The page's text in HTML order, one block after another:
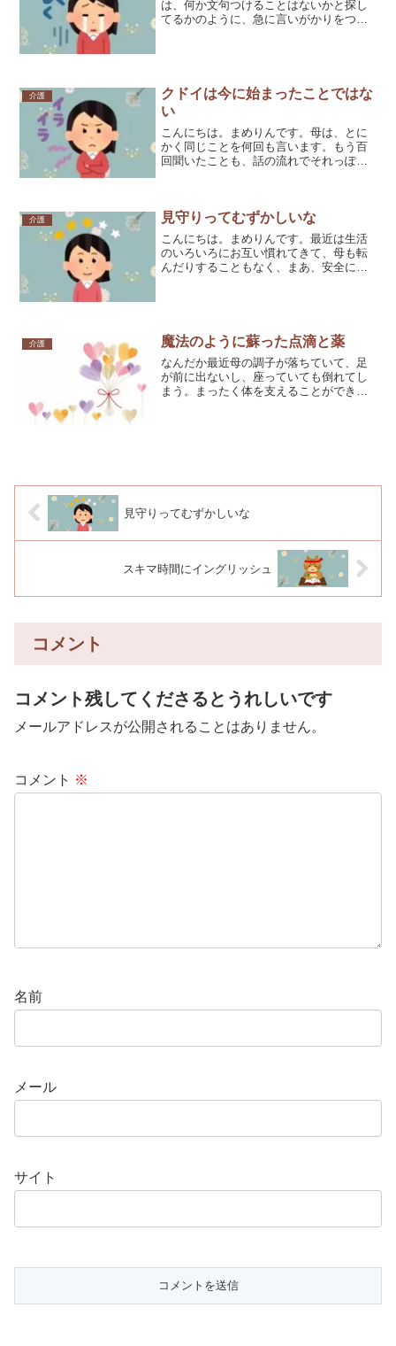
は、何か文句つけることはないかと探し
てるかのように、急に言いがかりをつけ
介護
クドイは今に始まったことではな
い
こんにちは。まめりんです。母は、とに
かく同じことを何回も言います。もう百
回聞いたことも、話の流れでそれっぽい
が、これ、昔からなんです...
介護 見守りってむずかしいな
こんにちは。まめりんです。最近は生活
のいろいろにお互い慣れてきて、母も転
んだりすることもなく、まあ、安全に過
介護 魔法のように蘇った点滴と薬
なんだか最近母の調子が落ちていて、足
が前に出ないし、座っていても倒れてし
まう。まったく体を支えることができ
見守りってむずかしいな
スキマ時間にイングリッシュ
コメント
コメント残してくださるとうれしいです
メールアドレスが公開されることはありません。
コメント ※
名前
メール
サイト